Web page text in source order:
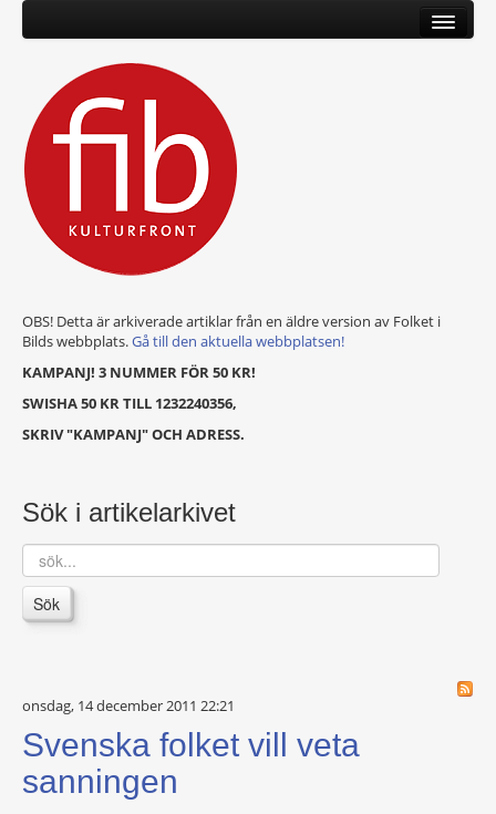
OBS! Detta är arkiverade artiklar från en äldre version av Folket i
Bilds webbplats.Gå till den aktuella webbplatsen!
KAMPANJ! 3 NUMMER FÖR 50 KR!
SWISHA 50 KR TILL 1232240356,
SKRIV "KAMPANJ" OCH ADRESS.
Sök i artikelarkivet
sök...
Sök
onsdag, 14 december 2011 22:21
Svenska folket vill veta
sanningen